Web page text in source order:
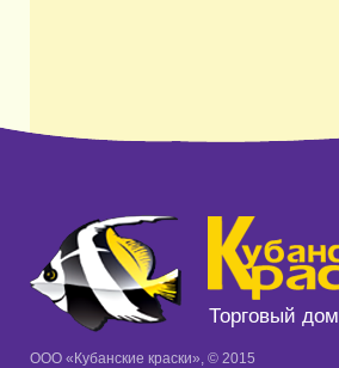
Торговый дом
ООО «Кубанские краски», © 2015